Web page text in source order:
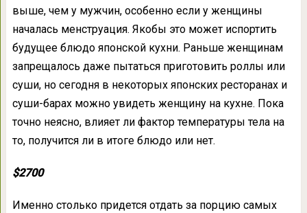
выше, чем у мужчин, особенно если у женщины
началась менструация. Якобы это может испортить
будущее блюдо японской кухни. Раньше женщинам
запрещалось даже пытаться приготовить роллы или
суши, но сегодня в некоторых японских ресторанах и
суши-барах можно увидеть женщину на кухне. Пока
точно неясно, влияет ли фактор температуры тела на
то, получится ли в итоге блюдо или нет.
$2700
Именно столько придется отдать за порцию самых